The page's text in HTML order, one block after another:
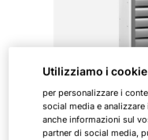
Utilizziamo i cookie
per personalizzare i
social media e
anche informazioni sul
partner di social media,